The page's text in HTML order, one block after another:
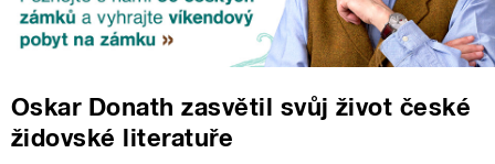
Oskar Donath zasvětil svůj život české
židovské literatuře